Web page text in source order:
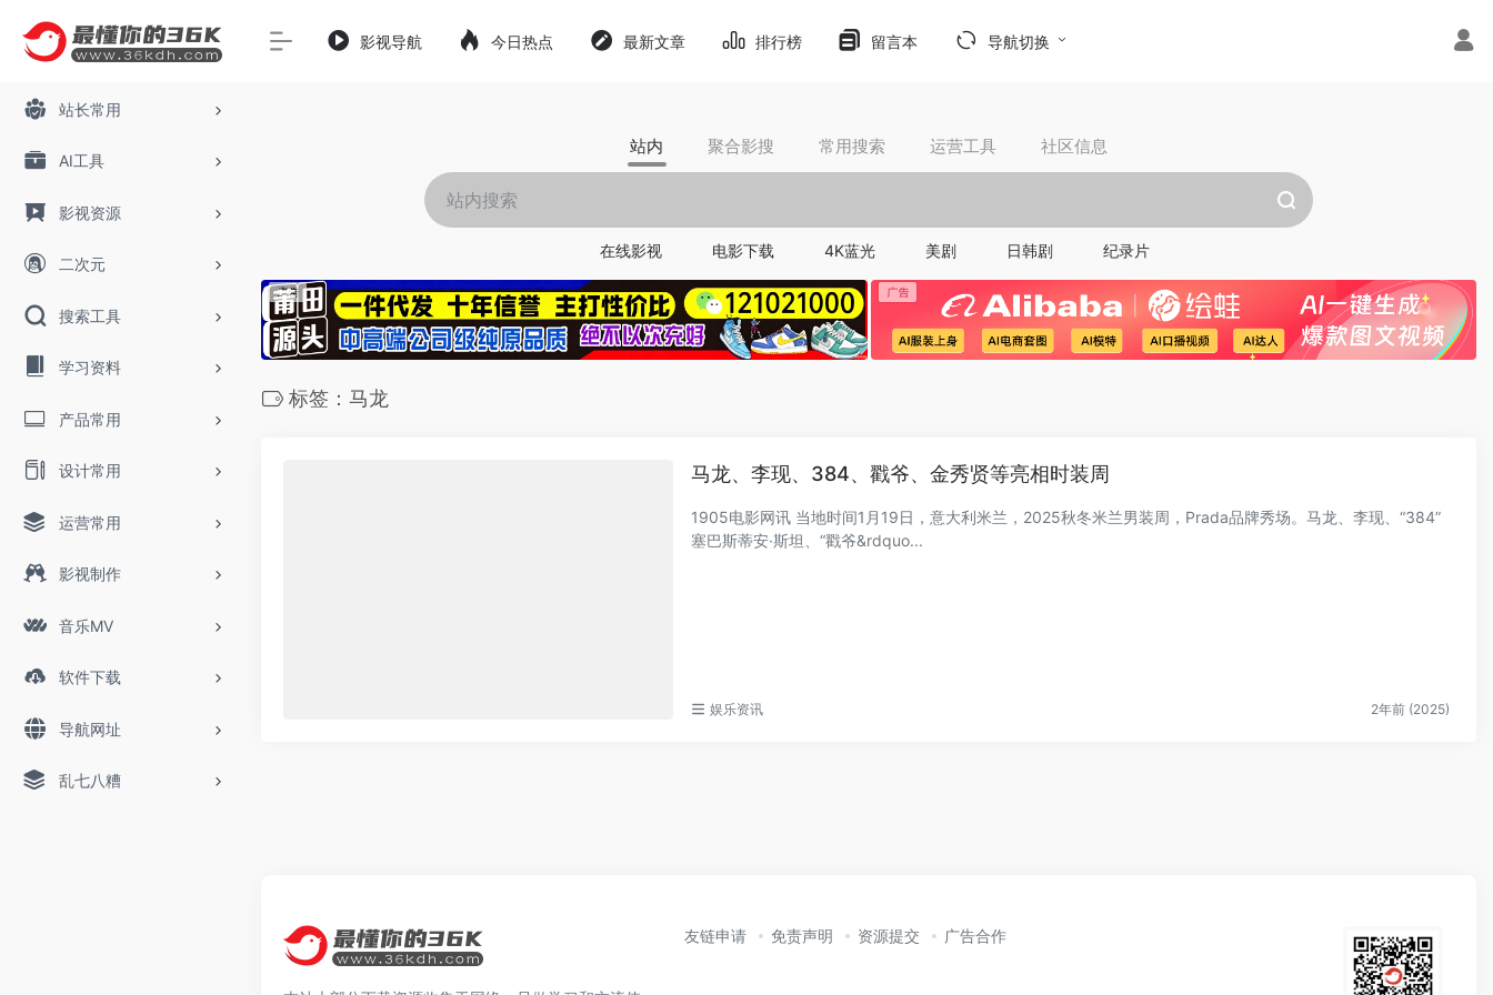
站长常用
AI工具
影视资源
二次元
搜索工具
学习资料
产品常用
设计常用
运营常用
影视制作
音乐MV
软件下载
导航网址
乱七八糟
影视导航 今日热点 最新文章 排行榜 留言本 导航切换
站内 聚合影搜 常用搜索 运营工具 社区信息
在线影视 电影下载 4K蓝光 美剧 日韩剧 纪录片
标签：马龙
马龙、李现、384、戳爷、金秀贤等亮相时装周
1905电影网讯 当地时间1月19日，意大利米兰，2025秋冬米兰男装周，Prada品牌秀场。马龙、李现、“384”
塞巴斯蒂安·斯坦、“戳爷&rdquo...
娱乐资讯 2年前 (2025)
友链申请 免责声明 资源提交 广告合作